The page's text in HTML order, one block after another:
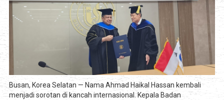
Busan, Korea Selatan — Nama Ahmad Haikal Hassan kembali
menjadi sorotan di kancah internasional. Kepala Badan